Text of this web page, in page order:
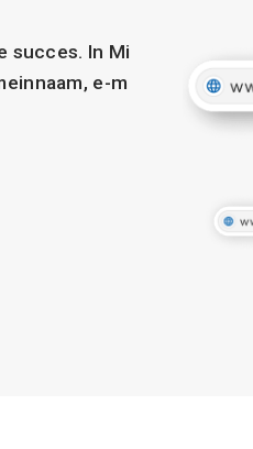
succes. In Mi
e-m